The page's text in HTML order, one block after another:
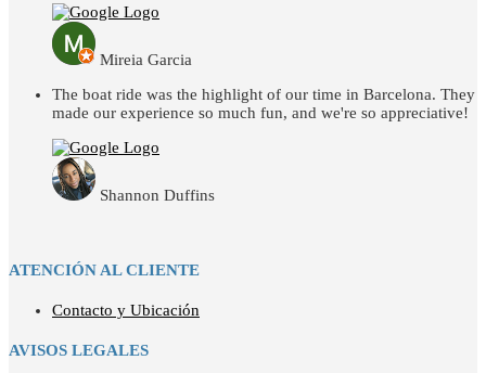
Mireia Garcia
The boat ride was the highlight of our time in Barcelona. They
made our experience so much fun, and we're so appreciative!
Shannon Duffins
ATENCIÓN AL CLIENTE
Contacto y Ubicación
AVISOS LEGALES